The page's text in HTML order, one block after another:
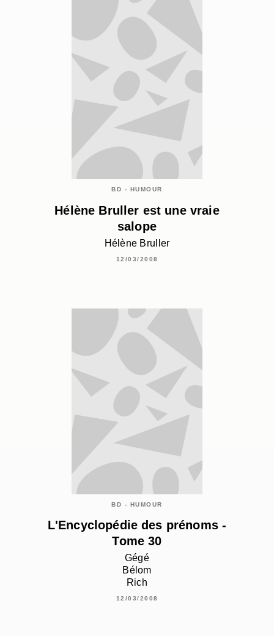
BD - HUMOUR
Hélène Bruller est une vraie
salope
Hélène Bruller
12/03/2008
BD - HUMOUR
L'Encyclopédie des prénoms -
Tome 30
Gégé
Bélom
Rich
12/03/2008